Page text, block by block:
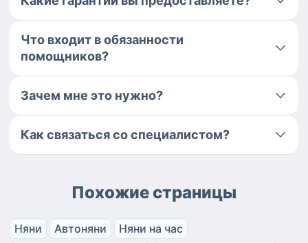
Что входит в обязанности
помощников?
Зачем мне это нужно?
Как связаться со специалистом?
Похожие страницы
Няни Автоняни
Няни на час